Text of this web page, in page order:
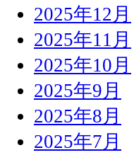
2025年12月
2025年11月
2025年10月
2025年9月
2025年8月
2025年7月